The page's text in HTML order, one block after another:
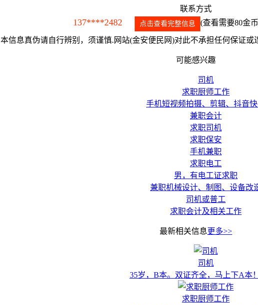
联系方式
137****2482 点击查看完整信息 (查看需要80金
本信息真伪请自行辨别，须谨慎.网站(金安便民网)对此不承担任何保证或
可能感兴趣
司机
求职厨师工作
手机短视频拍摄、剪辑、抖音
兼职会计
求职司机
求职保安
手机兼职
求职电工
男，有电工证求职
兼职机械设计、制图、设备改
司机或普工
求职会计及相关工作
最新相关信息更多>>
司机
35岁，B本。双证齐全，马上下A本
求职厨师工作